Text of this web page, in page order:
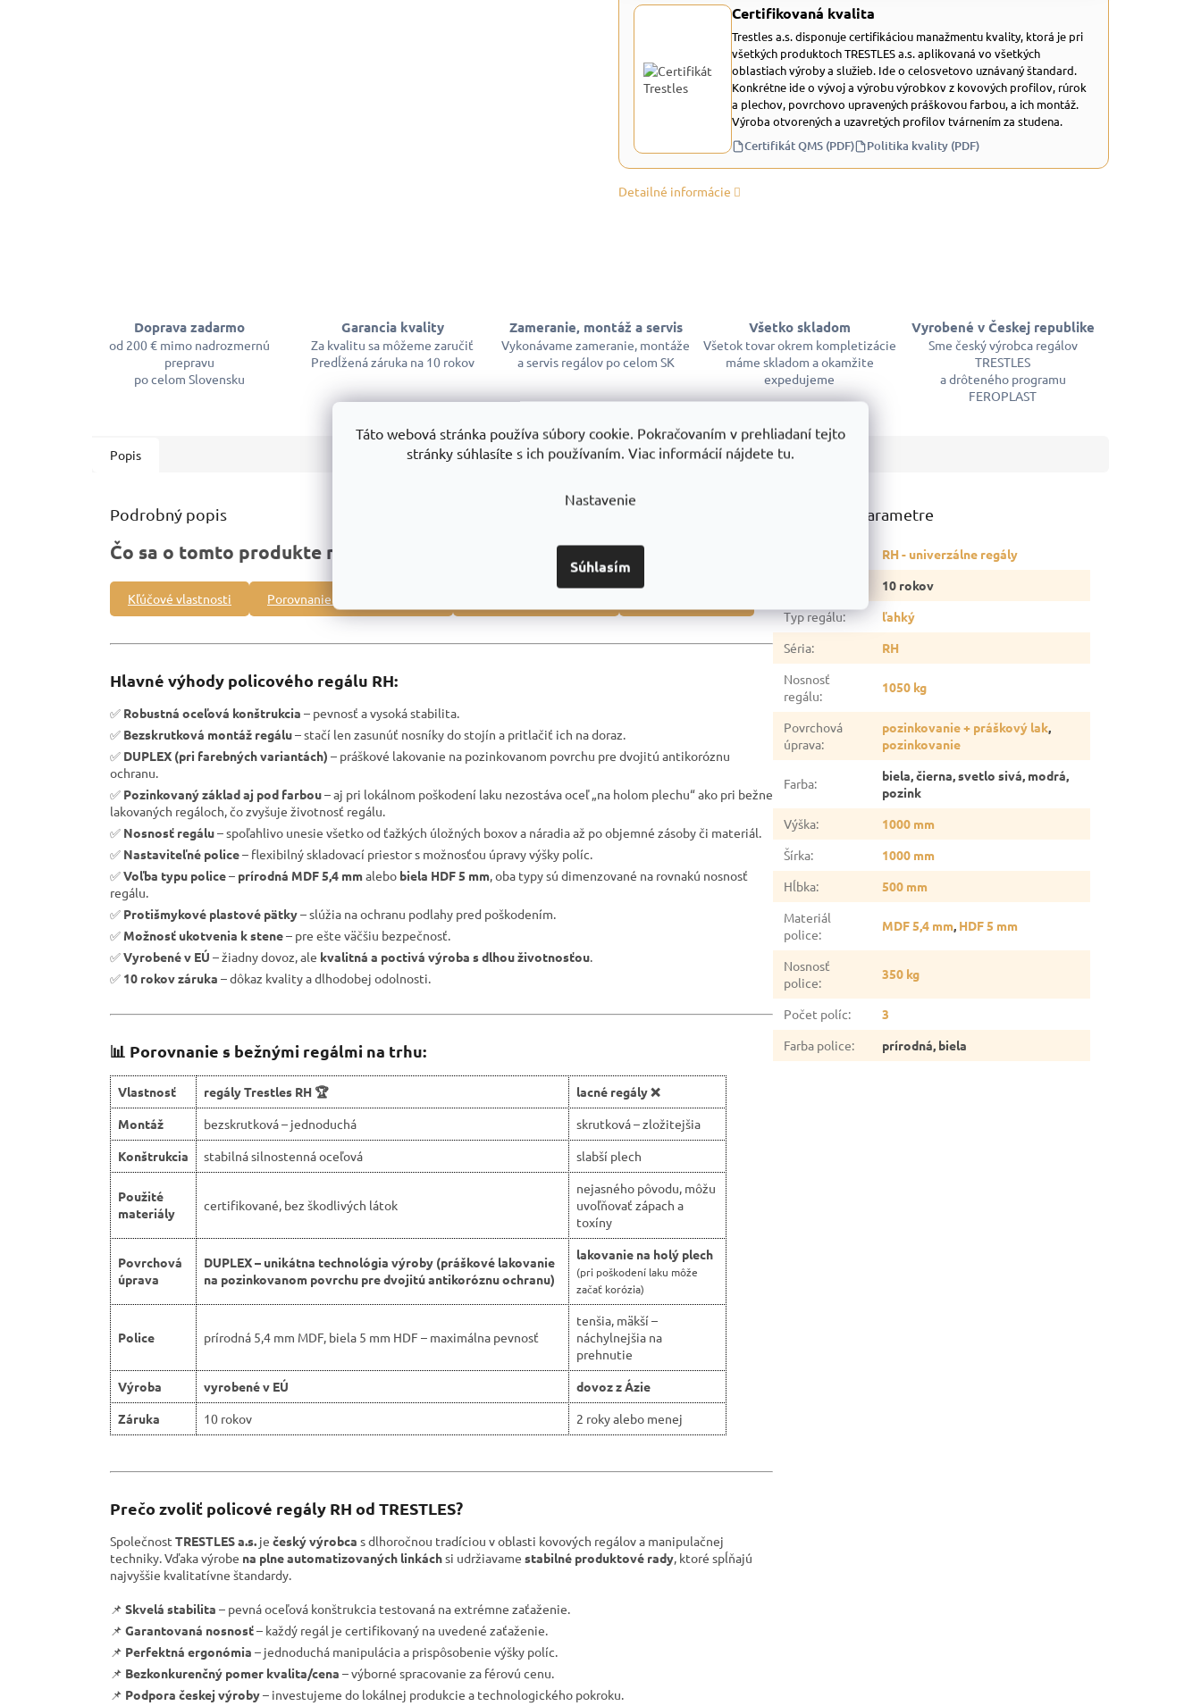
Táto webová stránka používa súbory cookie. Pokračovaním v prehliadaní tejto
stránky súhlasíte s ich používaním. Viac informácií nájdete tu.
Nastavenie
Súhlasím
Certifikovaná kvalita
Trestles a.s. disponuje certifikáciou manažmentu kvality, ktorá je pri
všetkých produktoch TRESTLES a.s. aplikovaná vo všetkých
oblastiach výroby a služieb. Ide o celosvetovo uznávaný štandard.
Konkrétne ide o vývoj a výrobu výrobkov z kovových profilov, rúrok
a plechov, povrchovo upravených práškovou farbou, a ich montáž.
Výroba otvorených a uzavretých profilov tvárnením za studena.
Certifikát QMS (PDF) Politika kvality (PDF)
Detailné informácie
Doprava zadarmo
od 200 € mimo nadrozmernú
prepravu
po celom Slovensku
Garancia kvality
Za kvalitu sa môžeme zaručiť
Predĺžená záruka na 10 rokov
Zameranie, montáž a servis
Vykonávame zameranie, montáže
a servis regálov po celom SK
Všetko skladom
Všetok tovar okrem kompletizácie
máme skladom a okamžite
expedujeme
Vyrobené v Českej republike
Sme český výrobca regálov
TRESTLES
a drôteného programu
FEROPLAST
Popis
Podrobný popis
Čo sa o tomto produkte môžete dozvedieť? Napríklad:
Kľúčové vlastnosti Porovnanie s inými produktmi
Hlavné výhody policového regálu RH:
✅ Robustná oceľová konštrukcia – pevnosť a vysoká stabilita.
✅ Bezskrutková montáž regálu– stačí len zasunúť nosníky do stojín a pritlačiť ich na doraz.
✅ DUPLEX (pri farebných variantách) – práškové lakovanie na pozinkovanom povrchu pre dvojitú antikoróznu
ochranu.
✅ Pozinkovaný základ aj pod farbou– aj pri lokálnom poškodení laku nezostáva oceľ „na holom plechu“ ako pri bežne
lakovaných regáloch, čo zvyšuje životnosť regálu.
✅ Nosnosť regálu– spoľahlivo unesie všetko od ťažkých úložných boxov a náradia až po objemné zásoby či materiál.
✅ Nastaviteľné police– flexibilný skladovací priestor s možnosťou úpravy výšky políc.
✅Voľba typu police– prírodná MDF 5,4 mmalebo biela HDF 5 mm, oba typy sú dimenzované na rovnakú nosnosť
regálu.
✅ Protišmykové plastové pätky– slúžia na ochranu podlahy pred poškodením.
✅ Možnosť ukotvenia k stene– pre ešte väčšiu bezpečnosť.
✅Vyrobené v EÚ – žiadny dovoz, ale kvalitná a poctivá výroba s dlhou životnosťou.
✅ 10 rokov záruka – dôkaz kvality a dlhodobej odolnosti.
📊 Porovnanie s bežnými regálmi na trhu:
Vlastnosť regály Trestles RH 🏆
lacné regály ❌
Montáž
bezskrutková – jednoduchá
skrutková – zložitejšia
Konštrukcia
stabilná silnostenná oceľová slabší plech
Použité
materiály
certifikované, bez škodlivých látok
nejasného pôvodu, môžu
uvoľňovať zápach a
toxíny
Povrchová
úprava
DUPLEX – unikátna technológia výroby (práškové lakovanie
na pozinkovanom povrchu pre dvojitú antikoróznu ochranu)
lakovanie na holý plech
(pri poškodení laku môže
začať korózia)
Police prírodná 5,4 mm MDF, biela 5 mm HDF – maximálna pevnosť
tenšia, mäkší –
náchylnejšia na
prehnutie
Výroba
vyrobené v EÚ
dovoz z Ázie
Záruka
10 rokov 2 roky alebo menej
Prečo zvoliť policové regály RH od TRESTLES?
Společnost TRESTLES a.s. je český výrobca s dlhoročnou tradíciou v oblasti kovových regálov a manipulačnej
techniky. Vďaka výrobe na plne automatizovaných linkáchsi udržiavame stabilné produktové rady, ktoré spĺňajú
najvyššie kvalitatívne štandardy.
📌 Skvelá stabilita – pevná oceľová konštrukcia testovaná na extrémne zaťaženie.
📌 Garantovaná nosnosť– každý regál je certifikovaný na uvedené zaťaženie.
📌 Perfektná ergonómia – jednoduchá manipulácia a prispôsobenie výšky políc.
📌 Bezkonkurenčný pomer kvalita/cena – výborné spracovanie za férovú cenu.
📌 Podpora českej výroby– investujeme do lokálnej produkcie a technologického pokroku.
Dodatočné parametre
RH - univerzálne regály
10 rokov
Typ regálu:
ľahký
Séria:
RH
Nosnosť
regálu:
1050 kg
Povrchová
úprava:
pozinkovanie + práškový lak,
pozinkovanie
Farba:
biela, čierna, svetlo sivá, modrá,
pozink
Výška:
1000 mm
Šírka:
1000 mm
Hĺbka:
500 mm
Materiál
police:
MDF 5,4 mm, HDF 5 mm
Nosnosť
police:
350 kg
Počet políc:
3
Farba police: prírodná, biela